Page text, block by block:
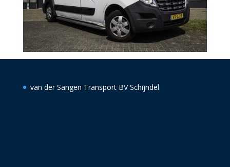
van der Sangen Transport BV Schijndel